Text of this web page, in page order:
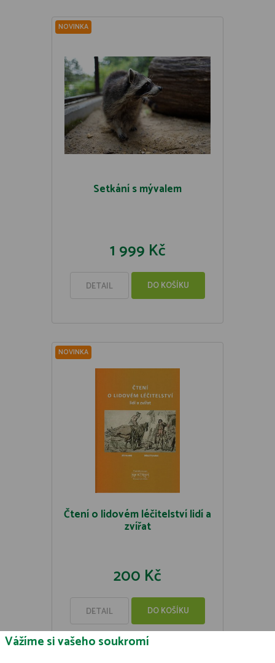
NOVINKA
Setkání s mývalem
1 999 Kč
DETAIL DO KOŠÍKU
NOVINKA
Čtení o lidovém léčitelství lidí a
zvířat
200 Kč
DETAIL DO KOŠÍKU
Vážíme si vašeho soukromí